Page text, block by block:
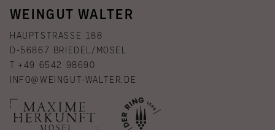
WEINGUT WALTER
HAUPTSTRASSE 188
D-56867 BRIEDEL/MOSEL
T +49 6542 98690
INFO@WEINGUT-WALTER.DE